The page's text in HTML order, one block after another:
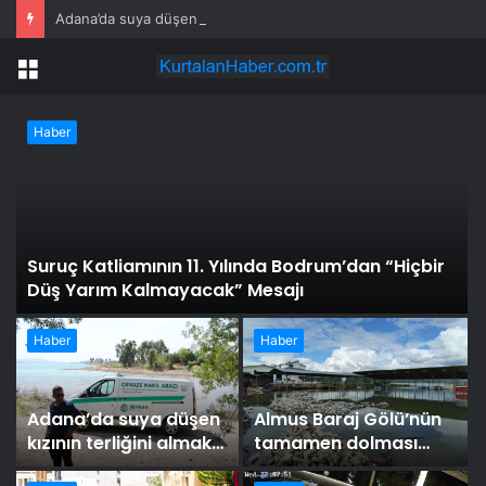
Menü
Haber
Suruç Katliamının 11. Yılında Bodrum’dan “Hiçbir
Düş Yarım Kalmayacak” Mesajı
Haber
Adana’da suya düşen
kızının terliğini almak
için baraj gölüne giren
Haber
Almus Baraj Gölü’nün
tamamen dolması
nedeniyle bazı